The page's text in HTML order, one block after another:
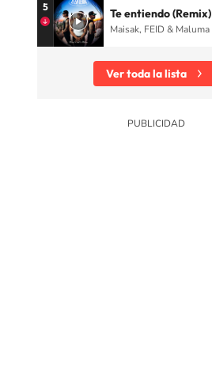
5 Te entiendo (Remix)
Maisak, FEID & Maluma
Ver toda la lista